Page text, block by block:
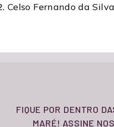
Celso Fernando da Silva
FIQUE POR DENTRO
MARÉ! ASSINE